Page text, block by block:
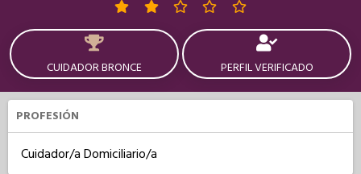
CUIDADOR BRONCE PERFIL VERIFICADO
PROFESIÓN
Cuidador/a Domiciliario/a